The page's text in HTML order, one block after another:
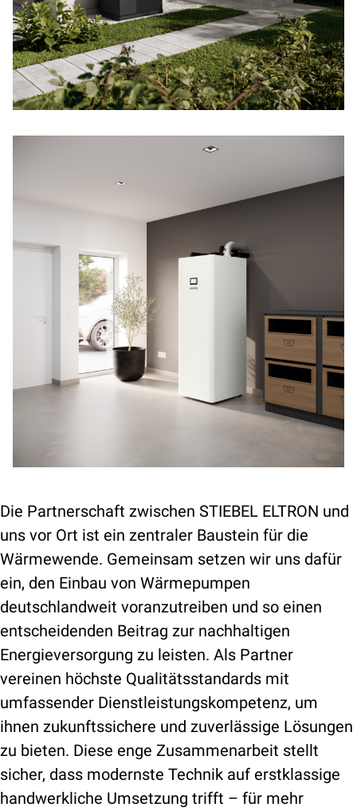
Die Partnerschaft zwischen STIEBEL ELTRON und
uns vor Ort ist ein zentraler Baustein für die
Wärmewende. Gemeinsam setzen wir uns dafür
ein, den Einbau von Wärmepumpen
deutschlandweit voranzutreiben und so einen
entscheidenden Beitrag zur nachhaltigen
Energieversorgung zu leisten. Als Partner
vereinen höchste Qualitätsstandards mit
umfassender Dienstleistungskompetenz, um
ihnen zukunftssichere und zuverlässige Lösungen
zu bieten. Diese enge Zusammenarbeit stellt
sicher, dass modernste Technik auf erstklassige
handwerkliche Umsetzung trifft – für mehr